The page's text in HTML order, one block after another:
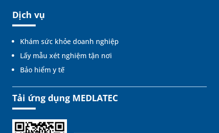
Dịch vụ
Khám sức khỏe doanh nghiệp
Lấy mẫu xét nghiệm tận nơi
Bảo hiểm y tế
Tải ứng dụng MEDLATEC